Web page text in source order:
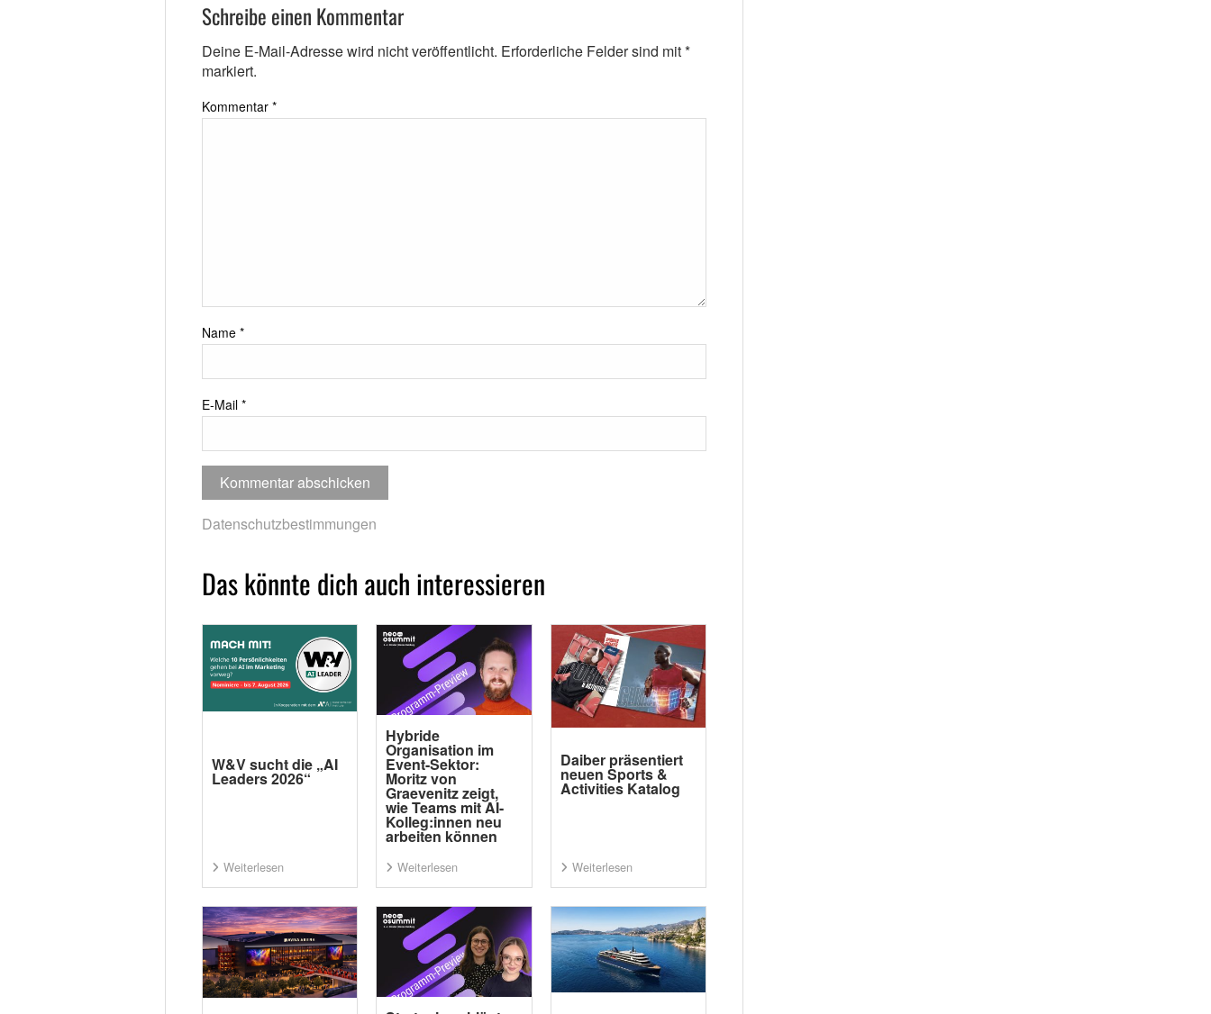
Schreibe einen Kommentar
Deine E-Mail-Adresse wird nicht veröffentlicht. Erforderliche Felder sind mit*
markiert.
Kommentar *
Name *
E-Mail *
Datenschutzbestimmungen
Das könnte dich auch interessieren
W&V sucht die „AI
Leaders 2026“
Weiterlesen
Hybride
Organisation im
Event-Sektor:
Moritz von
Graevenitz zeigt,
wie Teams mit AI-
Kolleg:innen neu
arbeiten können
Weiterlesen
Daiber präsentiert
neuen Sports &
Activities Katalog
Weiterlesen